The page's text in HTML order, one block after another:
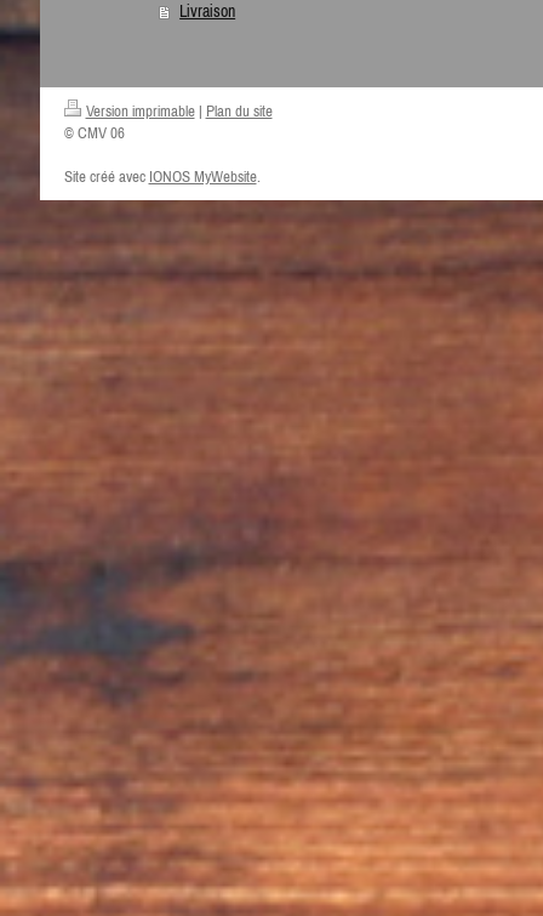
Livraison
Version imprimable | Plan du site
© CMV 06
Site créé avec IONOS MyWebsite.